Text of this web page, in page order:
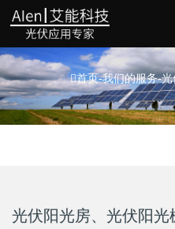
首页-我们的服务-光
光伏阳光房、光伏阳光